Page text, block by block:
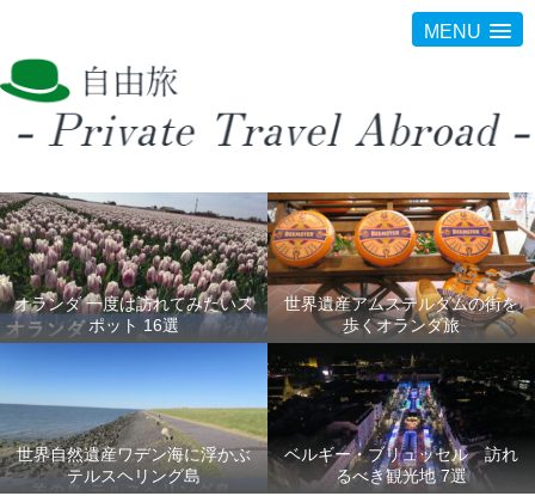
MENU
オランダ 一度は訪れてみたいス
ポット 16選
世界遺産アムステルダムの街を
歩くオランダ旅
世界自然遺産ワデン海に浮かぶ
テルスヘリング島
ベルギー・ブリュッセル 訪れ
るべき観光地 7選